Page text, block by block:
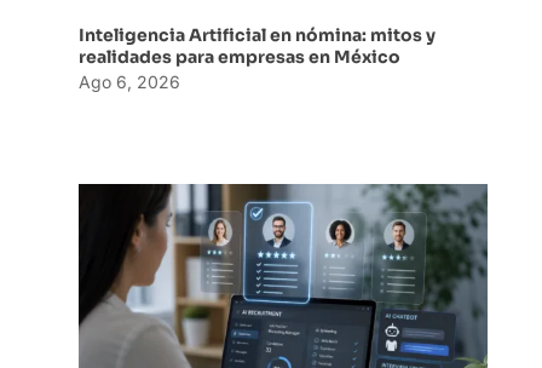
Inteligencia Artificial en nómina: mitos y
realidades para empresas en México
Ago 6, 2026